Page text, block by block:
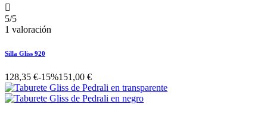

5/5
1 valoración
Silla Gliss 920
128,35 €-15%151,00 €